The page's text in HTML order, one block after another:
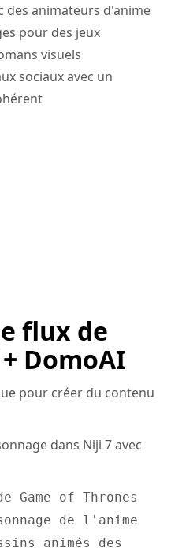
des animateurs d'anime
pour des jeux
visuels
sociaux avec un
flux de
DomoAI
pour créer du contenu
dans Niji 7 avec
Game of Thrones
de l'anime
animés des